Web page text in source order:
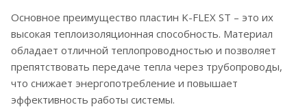
Основное преимущество пластин K-FLEX ST – это их
высокая теплоизоляционная способность. Материал
обладает отличной теплопроводностью и позволяет
препятствовать передаче тепла через трубопроводы,
что снижает энергопотребление и повышает
эффективность работы системы.